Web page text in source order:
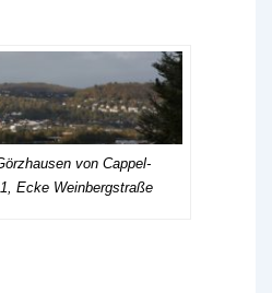
von Cappel-
Ecke Weinbergstraße